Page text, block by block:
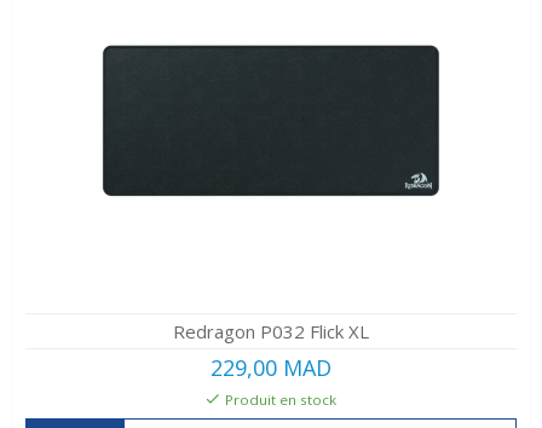
Redragon P032 Flick XL
229,00 MAD
Produit en stock